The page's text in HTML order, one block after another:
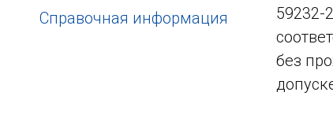
Справочная информация
59232-
без